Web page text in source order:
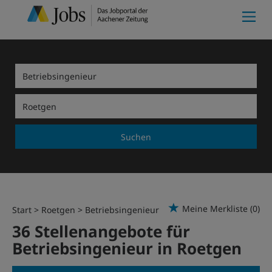
Suchen
Start Roetgen Betriebsingenieur Meine Merkliste (0)
36 Stellenangebote für
Betriebsingenieur in Roetgen